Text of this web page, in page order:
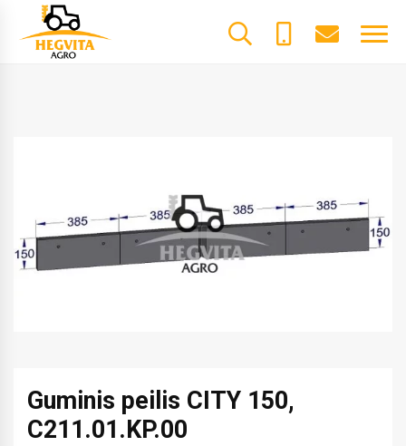
Guminis peilis CITY 150,
C211.01.KP.00